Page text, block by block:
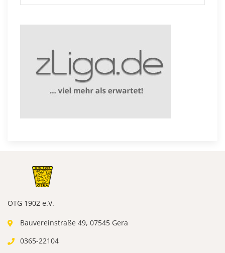
OTG 1902 e.V.
Bauvereinstraße 49, 07545 Gera
0365-22104